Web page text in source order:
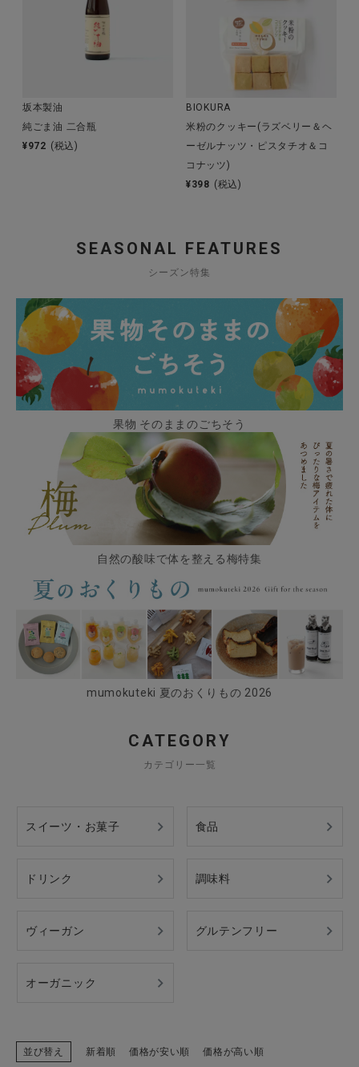
坂本製油
純ごま油 二合瓶
¥972 (税込)
BIOKURA
米粉のクッキー(ラズベリー＆ヘ
ーゼルナッツ・ピスタチオ＆コ
コナッツ)
¥398 (税込)
SEASONAL FEATURES
シーズン特集
果物 そのままのごちそう
自然の酸味で体を整える梅特集
mumokuteki 夏のおくりもの 2026
CATEGORY
カテゴリー一覧
スイーツ・お菓子 食品
ドリンク 調味料
ヴィーガン グルテンフリー
オーガニック
並び替え 新着順 価格が安い順 価格が高い順